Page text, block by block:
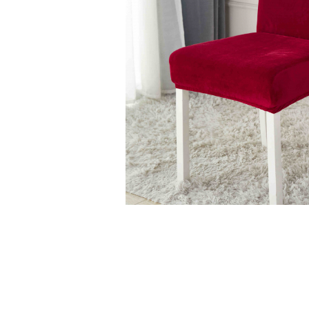
Lenjerii De Pat Bumbac Poplin,
Lenjerii De Pat Bumbac Satinat 2
Lenjerii De Pat, Finet Premium 3D,